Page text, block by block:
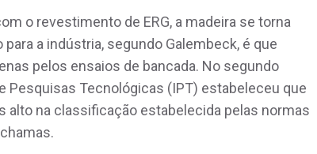
o revestimento de ERG, a madeira se torna
a indústria, segundo Galembeck, é que
pelos ensaios de bancada. No segundo
Pesquisas Tecnológicas (IPT) estabeleceu que
alto na classificação estabelecida pelas normas